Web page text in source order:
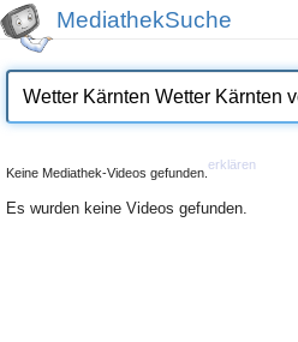
MediathekSuche
Keine Mediathek-Videos gefunden.
erklären
Es wurden keine Videos gefunden.